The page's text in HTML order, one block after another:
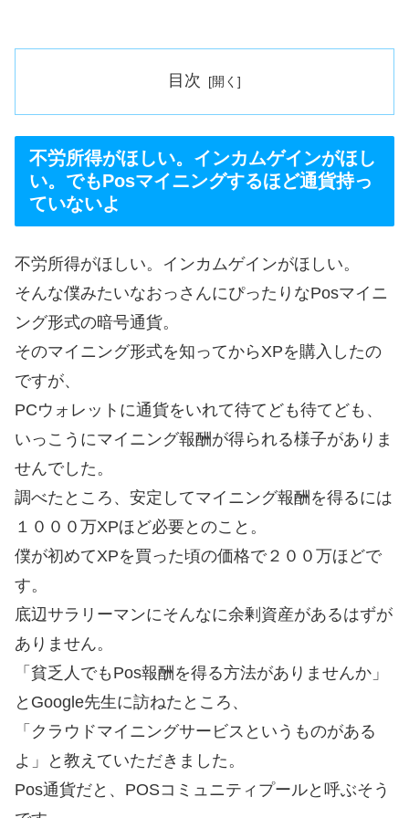
目次
不労所得がほしい。インカムゲインがほし
い。でもPosマイニングするほど通貨持っ
ていないよ
不労所得がほしい。インカムゲインがほしい。
そんな僕みたいなおっさんにぴったりなPosマイニ
ング形式の暗号通貨。
そのマイニング形式を知ってからXPを購入したの
ですが、
PCウォレットに通貨をいれて待てども待てども、
いっこうにマイニング報酬が得られる様子がありま
せんでした。
調べたところ、安定してマイニング報酬を得るには
１０００万XPほど必要とのこと。
僕が初めてXPを買った頃の価格で２００万ほどで
す。
底辺サラリーマンにそんなに余剰資産があるはずが
ありません。
「貧乏人でもPos報酬を得る方法がありませんか」
とGoogle先生に訪ねたところ、
「クラウドマイニングサービスというものがある
よ」と教えていただきました。
Pos通貨だと、POSコミュニティプールと呼ぶそう